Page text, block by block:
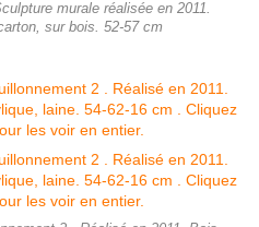
murale réalisée en 2011.
sur bois. 52-57 cm